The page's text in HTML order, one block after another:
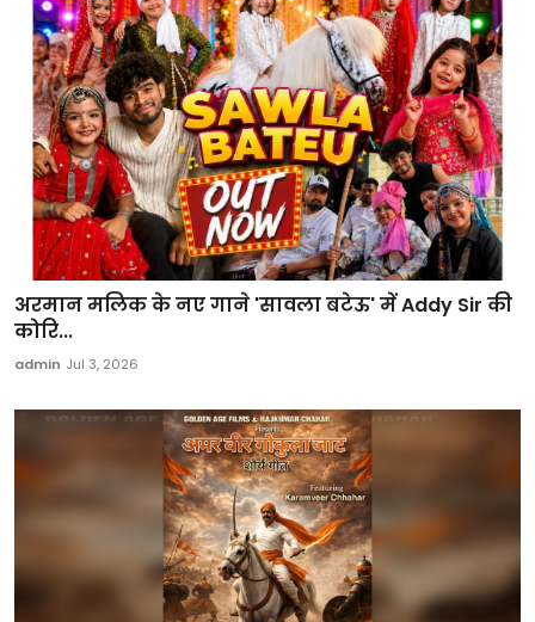
अरमान मलिक के नए गाने 'सावला बटेऊ' में Addy Sir की
कोरि...
admin Jul 3, 2026